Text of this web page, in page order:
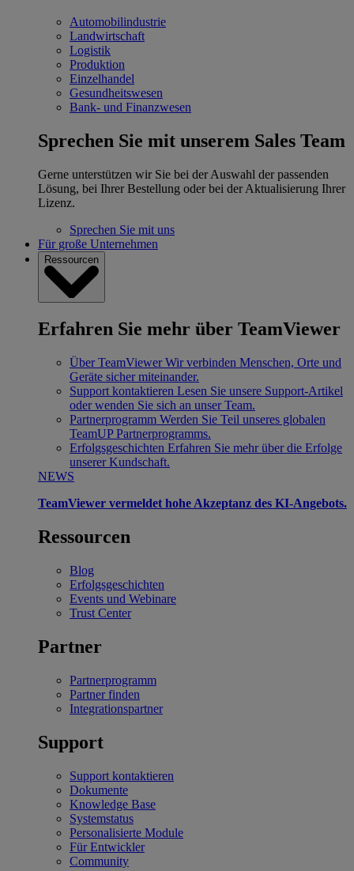
Automobilindustrie
Landwirtschaft
Logistik
Produktion
Einzelhandel
Gesundheitswesen
Bank- und Finanzwesen
Sprechen Sie mit unserem Sales Team
Gerne unterstützen wir Sie bei der Auswahl der passenden
Lösung, bei Ihrer Bestellung oder bei der Aktualisierung Ihrer
Lizenz.
Sprechen Sie mit uns
Für große Unternehmen
Ressourcen
Erfahren Sie mehr über TeamViewer
Über TeamViewer Wir verbinden Menschen, Orte und
Geräte sicher miteinander.
Support kontaktieren Lesen Sie unsere Support-Artikel
oder wenden Sie sich an unser Team.
Partnerprogramm Werden Sie Teil unseres globalen
TeamUP Partnerprogramms.
Erfolgsgeschichten Erfahren Sie mehr über die Erfolge
unserer Kundschaft.
NEWS
TeamViewer vermeldet hohe Akzeptanz des KI-Angebots.
Ressourcen
Blog
Erfolgsgeschichten
Events und Webinare
Trust Center
Partner
Partnerprogramm
Partner finden
Integrationspartner
Support
Support kontaktieren
Dokumente
Knowledge Base
Systemstatus
Personalisierte Module
Für Entwickler
Community